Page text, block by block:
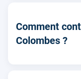
Comment
Colombes ?